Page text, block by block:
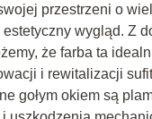
przestrzeni o
wygląd. Z
że farba ta
i rewitalizacji
gołym okiem są